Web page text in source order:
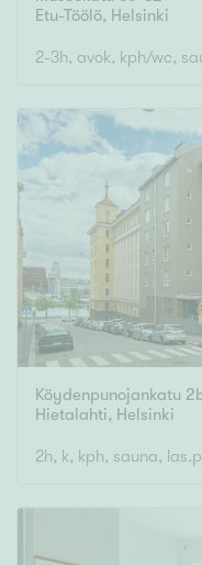
Etu-Töölö, Helsinki
2-3h, avok, kph/wc,
Köydenpunojankatu
Hietalahti, Helsinki
2h, k, kph, sauna,